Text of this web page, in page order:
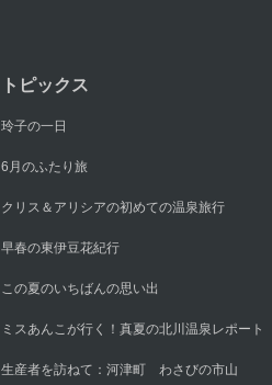
トピックス
玲子の一日
6月のふたり旅
クリス＆アリシアの初めての温泉旅行
早春の東伊豆花紀行
この夏のいちばんの思い出
ミスあんこが行く！真夏の北川温泉レポート
生産者を訪ねて：河津町 わさびの市山